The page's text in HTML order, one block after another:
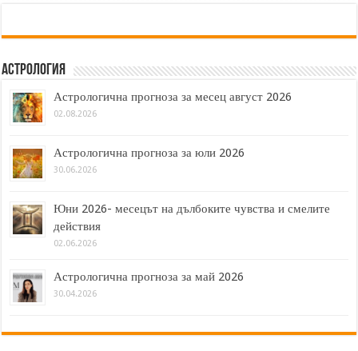
Астрология
Астрологична прогноза за месец август 2026
02.08.2026
Астрологична прогноза за юли 2026
30.06.2026
Юни 2026- месецът на дълбоките чувства и смелите
действия
02.06.2026
Астрологична прогноза за май 2026
30.04.2026